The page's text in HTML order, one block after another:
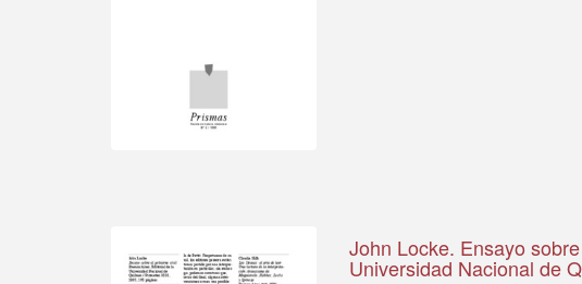
John Locke. Ensayo
Universidad Nacional de